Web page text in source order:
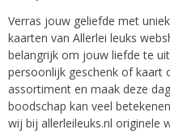
Verras jouw geliefde met
kaarten van Allerlei leuks
belangrijk om jouw liefde te
persoonlijk geschenk of kaart
assortiment en maak deze
boodschap kan veel
wij bij allerleileuks.nl originele